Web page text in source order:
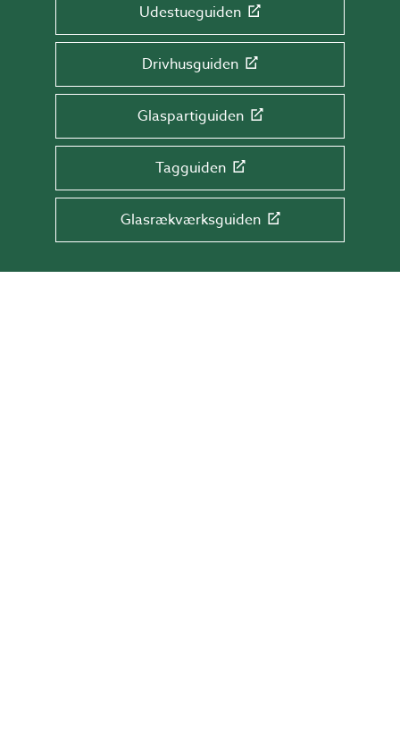
Udestueguiden
Drivhusguiden
Glaspartiguiden
Tagguiden
Glasrækværksguiden